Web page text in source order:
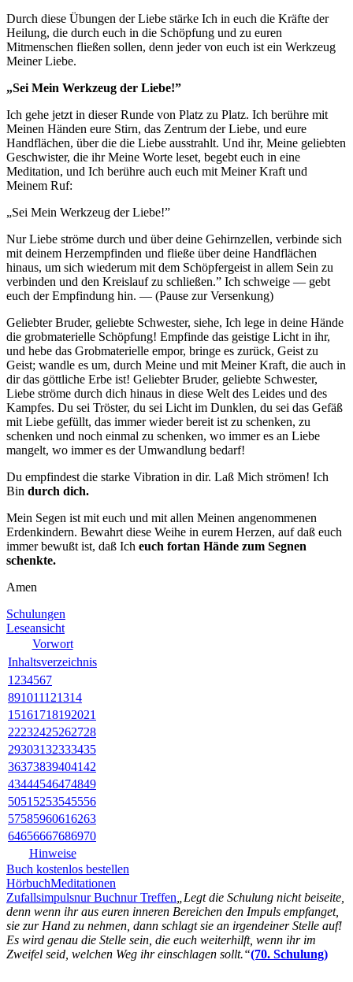
Durch diese Übungen der Liebe stärke Ich in euch die Kräfte der
Heilung, die durch euch in die Schöpfung und zu euren
Mitmenschen fließen sollen, denn jeder von euch ist ein Werkzeug
Meiner Liebe.
„Sei Mein Werkzeug der Liebe!”
Ich gehe jetzt in dieser Runde von Platz zu Platz. Ich berühre mit
Meinen Händen eure Stirn, das Zentrum der Liebe, und eure
Handflächen, über die die Liebe ausstrahlt. Und ihr, Meine geliebten
Geschwister, die ihr Meine Worte leset, begebt euch in eine
Meditation, und Ich berühre auch euch mit Meiner Kraft und
Meinem Ruf:
„Sei Mein Werkzeug der Liebe!”
Nur Liebe ströme durch und über deine Gehirnzellen, verbinde sich
mit deinem Herzempfinden und fließe über deine Handflächen
hinaus, um sich wiederum mit dem Schöpfergeist in allem Sein zu
verbinden und den Kreislauf zu schließen.” Ich schweige — gebt
euch der Empfindung hin. — (Pause zur Versenkung)
Geliebter Bruder, geliebte Schwester, siehe, Ich lege in deine Hände
die grobmaterielle Schöpfung! Empfinde das geistige Licht in ihr,
und hebe das Grobmaterielle empor, bringe es zurück, Geist zu
Geist; wandle es um, durch Meine und mit Meiner Kraft, die auch in
dir das göttliche Erbe ist! Geliebter Bruder, geliebte Schwester,
Liebe ströme durch dich hinaus in diese Welt des Leides und des
Kampfes. Du sei Tröster, du sei Licht im Dunklen, du sei das Gefäß
mit Liebe gefüllt, das immer wieder bereit ist zu schenken, zu
schenken und noch einmal zu schenken, wo immer es an Liebe
mangelt, wo immer es der Umwandlung bedarf!
Du empfindest die starke Vibration in dir. Laß Mich strömen! Ich
Bin durch dich.
Mein Segen ist mit euch und mit allen Meinen angenommenen
Erdenkindern. Bewahrt diese Weihe in eurem Herzen, auf daß euch
immer bewußt ist, daß Ich euch fortan Hände zum Segnen
schenkte.
Amen
Schulungen
Leseansicht
Vorwort
Inhaltsverzeichnis
1 234567
891011121314
15161718192021
22232425262728
29303132333435
36373839404142
43444546474849
5051 5253545556
57585960616263
64656667686970
Hinweise
Buch kostenlos bestellen
HörbuchMeditationen
Zufallsimpulsnur Buchnur Treffen „Legt die Schulung nicht beiseite,
denn wenn ihr aus euren inneren Bereichen den Impuls empfanget,
sie zur Hand zu nehmen, dann schlagt sie an irgendeiner Stelle auf!
Es wird genau die Stelle sein, die euch weiterhilft, wenn ihr im
Zweifel seid, welchen Weg ihr einschlagen sollt.“(70. Schulung)